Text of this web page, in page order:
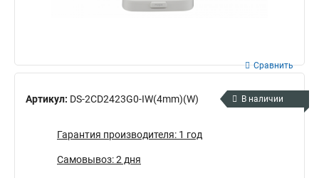
Артикул: DS-2CD2423G0-IW(4mm)(W)
Сравнить
В наличии
Гарантия производителя: 1 год
Самовывоз: 2 дня